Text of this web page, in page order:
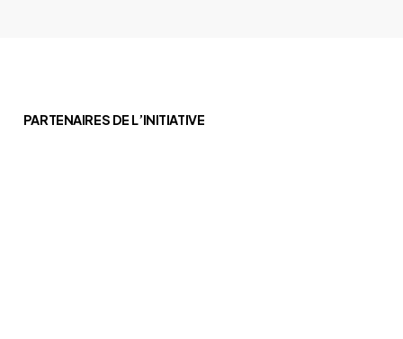
PARTENAIRES DE L’INITIATIVE